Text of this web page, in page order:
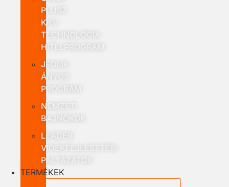
PLUSZ
KKV
TECHNOLÓGIA
HITELPROGRAM
JEDLIK
ÁNYOS
PROGRAM
NEMZETI
BAJNOKOK
LEADER
VIDÉKFEJLESZTÉSI
PÁLYÁZATOK
TERMÉKEK